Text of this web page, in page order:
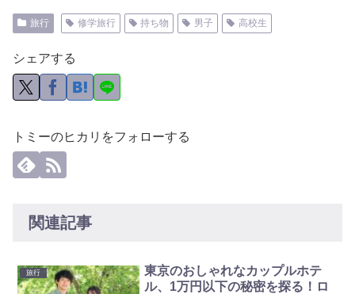
旅行 修学旅行 持ち物 男子 高校生
シェアする
トミーのヒカリをフォローする
関連記事
旅行
東京のおしゃれなカップルホテ
ル、1万円以下の秘密を探る！ロ